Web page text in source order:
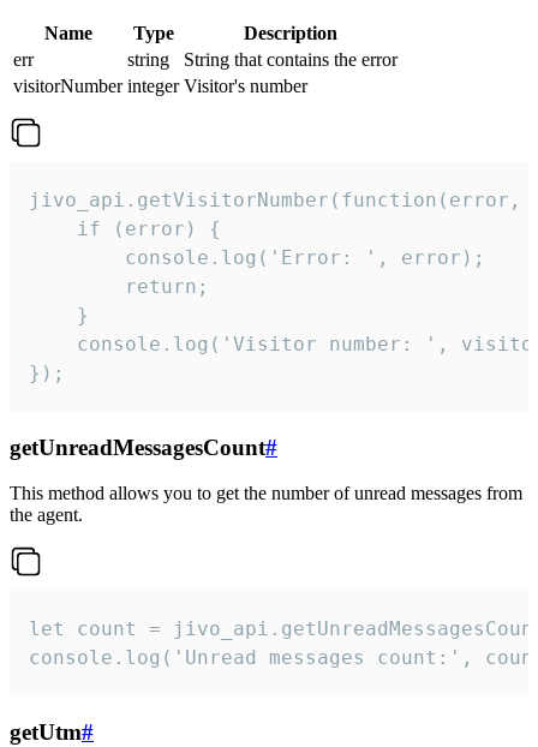
Name Type
Description
err
string
String that contains the error
visitorNumber integer Visitor's number
jivo_api.getVisitorNumber(function(error,
    if (error) {
        console.log('Error: ', error);
        return;
    }
console.log('Visitor number: ',
});
getUnreadMessagesCount#
This method allows you to get the number of unread messages from
the agent.
let count =
console.log('Unread messages count:',
getUtm#